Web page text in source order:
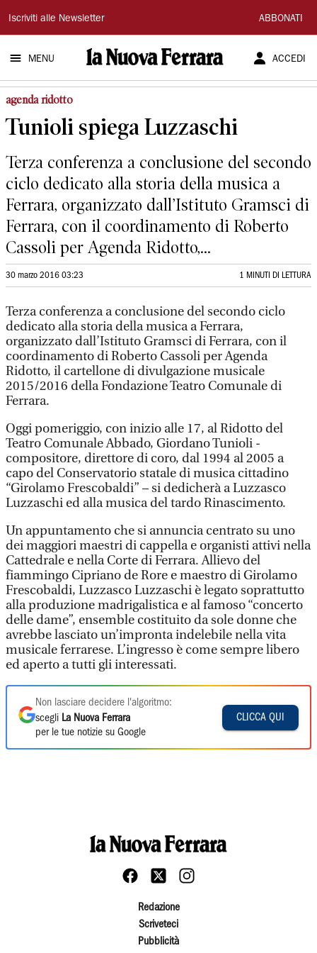
La
Nuova
Ferrara
Iscriviti alle Newsletter ABBONATI
MENU ACCEDI
agenda ridotto
Tunioli spiega Luzzaschi
Terza conferenza a conclusione del secondo
ciclo dedicato alla storia della musica a
Ferrara, organizzato dall’Istituto Gramsci di
Ferrara, con il coordinamento di Roberto
Cassoli per Agenda Ridotto,...
30 marzo 2016 03:23 1 MINUTI DI LETTURA
Terza conferenza a conclusione del secondo ciclo
dedicato alla storia della musica a Ferrara,
organizzato dall’Istituto Gramsci di Ferrara, con il
coordinamento di Roberto Cassoli per Agenda
Ridotto, il cartellone di divulgazione musicale
2015/2016 della Fondazione Teatro Comunale di
Ferrara.
Oggi pomeriggio, con inizio alle 17, al Ridotto del
Teatro Comunale Abbado, Giordano Tunioli -
compositore, direttore di coro, dal 1994 al 2005 a
capo del Conservatorio statale di musica cittadino
“Girolamo Frescobaldi” – si dedicherà a Luzzasco
Luzzaschi ed alla musica del tardo Rinascimento.
Un appuntamento che si annuncia centrato su uno
dei maggiori maestri di cappella e organisti attivi nella
Cattedrale e nella Corte di Ferrara. Allievo del
fiammingo Cipriano de Rore e maestro di Girolamo
Frescobaldi, Luzzasco Luzzaschi è legato soprattutto
alla produzione madrigalistica e al famoso “concerto
delle dame”, ensemble costituito da sole donne che
avrebbe lasciato un’impronta indelebile nella vita
musicale ferrarese. L’ingresso è come sempre libero
ed aperto a tutti gli interessati.
Non lasciare decidere l'algoritmo:
scegli La Nuova Ferrara
per le tue notizie su Google
CLICCA QUI
Redazione
Scriveteci
Pubblicità